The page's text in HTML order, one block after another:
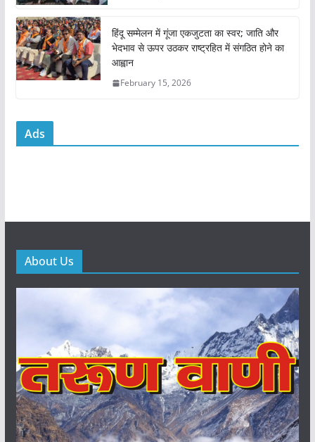
हिंदू सम्मेलन में गूंजा एकजुटता का स्वर; जाति और
भेदभाव से ऊपर उठकर राष्ट्रहित में संगठित होने का
आह्वान
February 15, 2026
Ads
About Us